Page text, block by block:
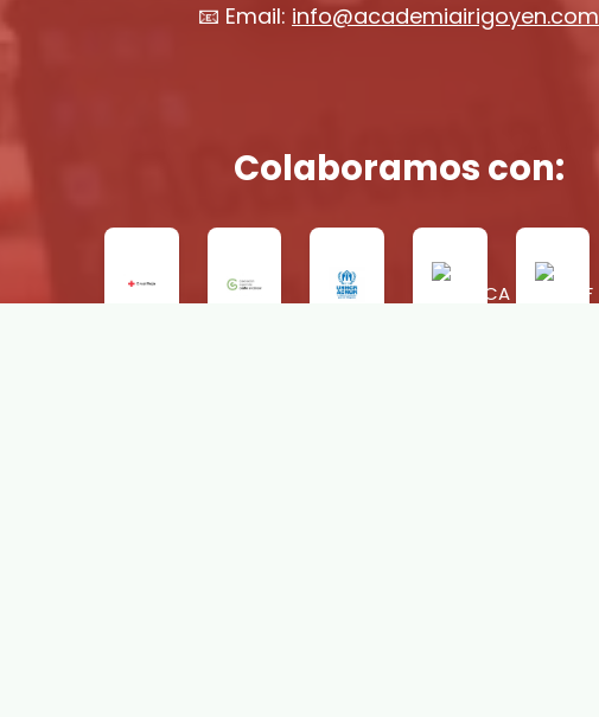
📧 Email: info@academiairigoyen.com
Colaboramos con: